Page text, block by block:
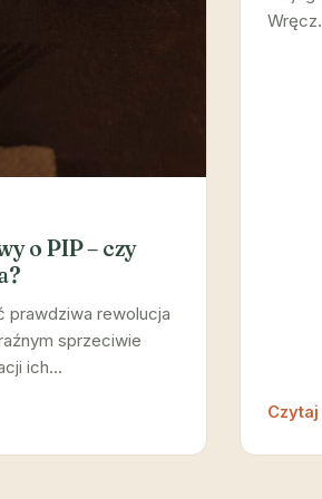
o PIP – czy
prawdziwa rewolucja
sprzeciwie
ich…